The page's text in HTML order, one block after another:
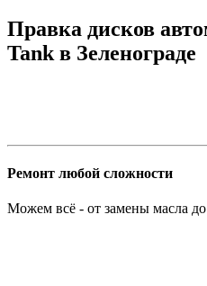
Правка дисков
Tank в Зеленограде
Ремонт любой сложности
Можем всё - от замены масла до